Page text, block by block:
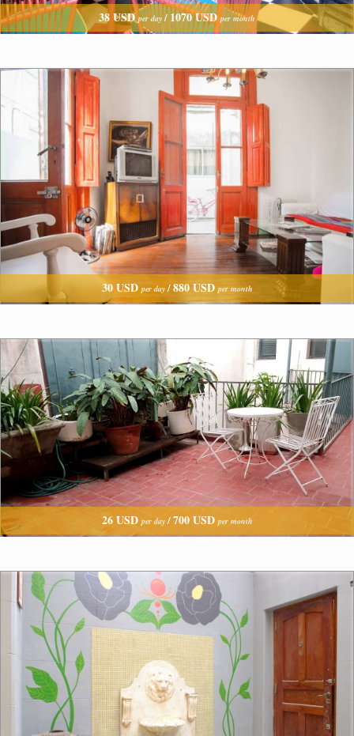
38 USDper day/ 1070 USD per month
30 USDper day/880 USDper month
26 USDper day/700 USDper month